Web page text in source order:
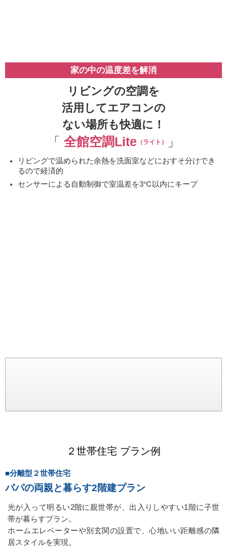
家の中の温度差を解消
リビングの空調を
活用してエアコンの
ない場所も快適に！
「 全館空調Lite （ライト） 」
リビングで温められた余熱を洗面室などにおすそ分けでき
るので経済的
センサーによる自動制御で室温差を3℃以内にキープ
２世帯住宅 プラン例
■分離型２世帯住宅
パパの両親と暮らす2階建プラン
光が入って明るい2階に親世帯が、出入りしやすい1階に子世
帯が暮らすプラン。
ホームエレベーターや別玄関の設置で、心地いい距離感の隣
居スタイルを実現。